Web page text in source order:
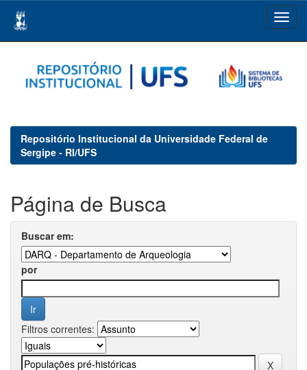
navigation
Repositório Institucional da Universidade Federal de
Sergipe - RI/UFS
Página de Busca
Buscar em:
por
Filtros correntes: